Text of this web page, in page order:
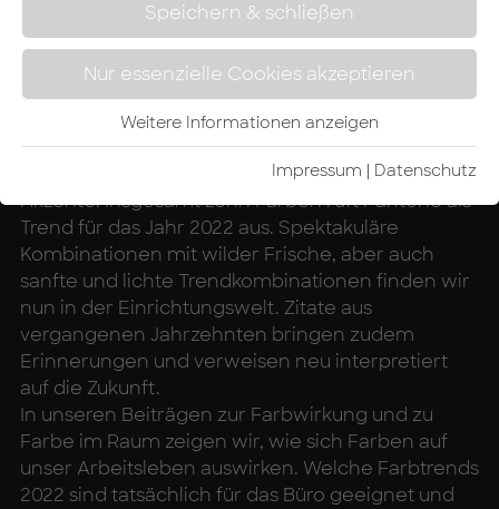
Speichern & schließen
Nur essenzielle Cookies akzeptieren
Weitere Informationen anzeigen
Impressum Da­ten­schutz­
Trendfarben 2022 Pink und Rot. Planung: HALLO ARBEIT
Die Farbtrends 2022 bringen überraschende
Akzente. Insgesamt zehn Farben ruft Pantone als
Trend für das Jahr 2022 aus. Spektakuläre
Kombinationen mit wilder Frische, aber auch
sanfte und lichte Trendkombinationen finden wir
nun in der Einrichtungswelt. Zitate aus
vergangenen Jahrzehnten bringen zudem
Erinnerungen und verweisen neu interpretiert
auf die Zukunft.
In unseren Beiträgen zur Farbwirkung und zu
Farbe im Raum zeigen wir, wie sich Farben auf
unser Arbeitsleben auswirken. Welche Farbtrends
2022 sind tatsächlich für das Büro geeignet und